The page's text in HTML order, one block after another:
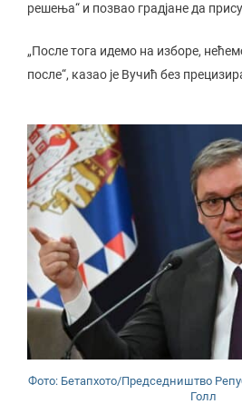
решења“ и позвао градјане да
„После тога идемо на изборе,
после“, казао је Вучић без
Фото: Бетапхото/Председништво
Голл